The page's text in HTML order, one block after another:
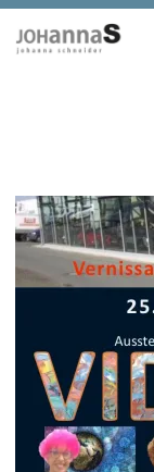
content